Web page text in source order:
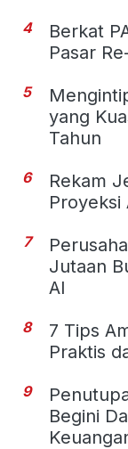
4
Berkat
Pasar
5
yang
Tahun
6
Rekam
Proyeksi
7
Jutaan
AI
8
7 Tips
Praktis
9
Begini